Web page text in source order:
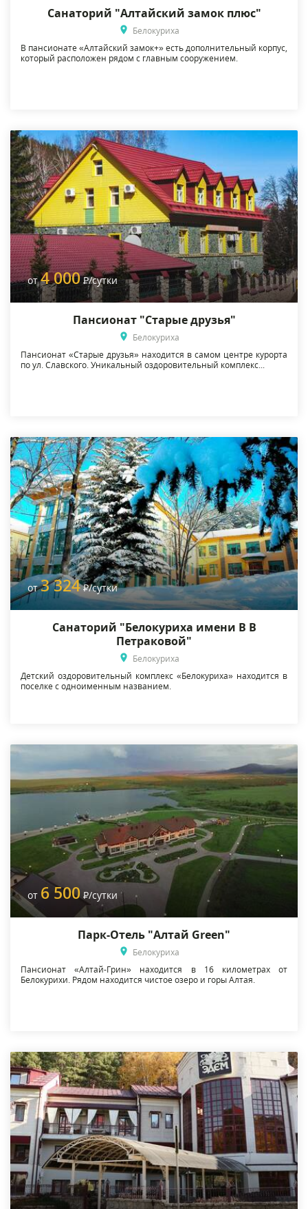
Санаторий "Алтайский замок плюс"
Белокуриха
В пансионате «Алтайский замок+» есть дополнительный корпус,
который расположен рядом с главным сооружением.
от4 000 Р/сутки
Пансионат "Старые друзья"
Белокуриха
Пансионат «Старые друзья» находится в самом центре курорта
по ул. Славского. Уникальный оздоровительный комплекс...
от3 324 Р/сутки
Санаторий "Белокуриха имени В В
Петраковой"
Белокуриха
Детский оздоровительный комплекс «Белокуриха» находится в
поселке с одноименным названием.
от 6 500 Р/сутки
Парк-Отель "Алтай Green"
Белокуриха
Пансионат «Алтай-Грин» находится в 16 километрах от
Белокурихи. Рядом находится чистое озеро и горы Алтая.